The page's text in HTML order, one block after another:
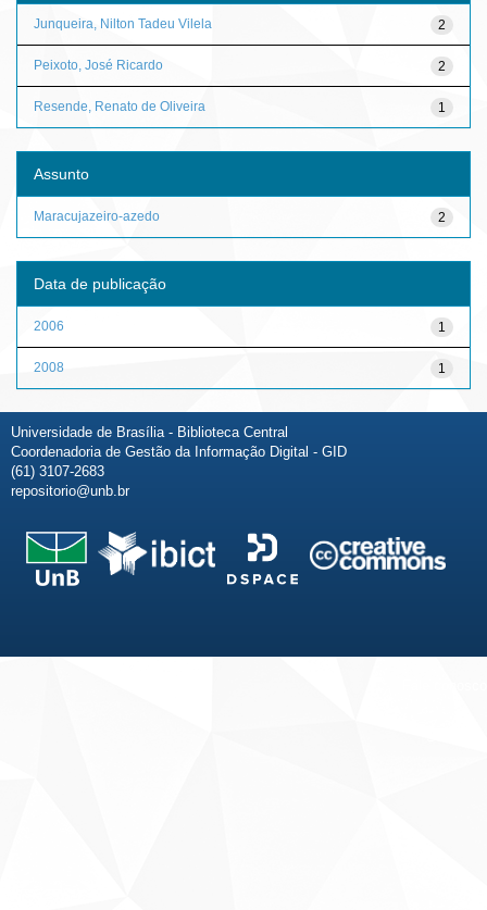
2
Junqueira, Nilton Tadeu Vilela
2
Peixoto, José Ricardo
1
Resende, Renato de Oliveira
Assunto
2
Maracujazeiro-azedo
Data de publicação
1
2006
1
2008
Universidade de Brasília - Biblioteca Central
Coordenadoria de Gestão da Informação Digital - GID
(61) 3107-2683
repositorio@unb.br